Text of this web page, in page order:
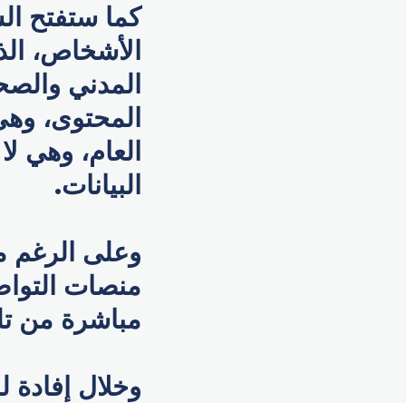
كما ستفتح
الأشخاص،
المدني
المحتوى،
العام، وهي
البيانات.
وعلى الرغم
منصات
مباشرة من
وخلال إفادة